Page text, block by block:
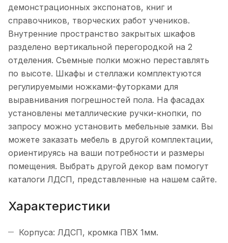
демонстрационных экспонатов, книг и
справочников, творческих работ учеников.
Внутренние пространство закрытых шкафов
разделено вертикальной перегородкой на 2
отделения. Съемные полки можно переставлять
по высоте. Шкафы и стеллажи комплектуются
регулируемыми ножками-футорками для
выравнивания погрешностей пола. На фасадах
установлены металлические ручки-кнопки, по
запросу можно установить мебельные замки. Вы
можете заказать мебель в другой комплектации,
ориентируясь на ваши потребности и размеры
помещения. Выбрать другой декор вам помогут
каталоги ЛДСП, представленные на нашем сайте.
Характеристики
Корпуса: ЛДСП, кромка ПВХ 1мм.